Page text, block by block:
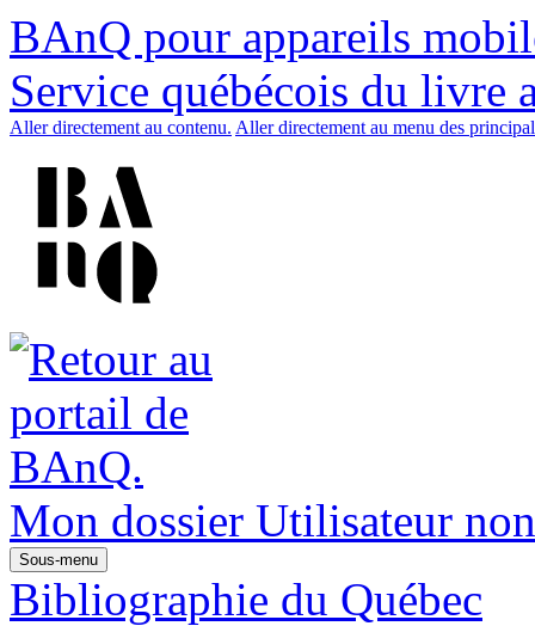
BAnQ pour appareils
Service québécois du livre
Aller directement au contenu. Aller directement au menu des
Mon dossier Utilisateur
Sous-menu
Bibliographie du Québec